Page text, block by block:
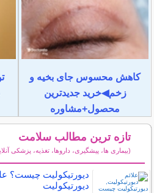
کاهش محسوس جای بخیه و
زخم◀خرید جدیدترین
محصول+مشاوره
تازه ترین مطالب سلامت
(بیماری ها، پیشگیری، داروها، تغذیه، پزشکی
دیورتیکولیت چیست؟
دیورتیکولیت